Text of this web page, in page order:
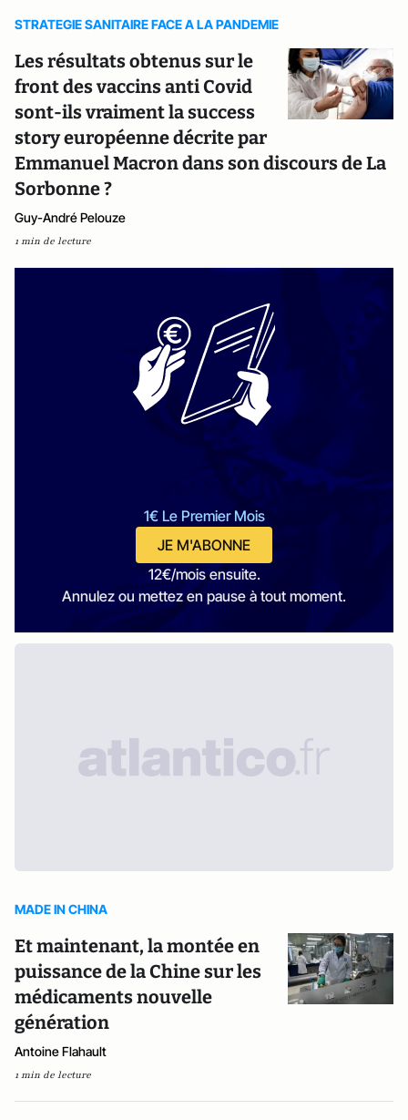
STRATEGIE SANITAIRE FACE A LA PANDEMIE
Les résultats obtenus sur le
front des vaccins anti Covid
sont-ils vraiment la success
story européenne décrite par
Emmanuel Macron dans son discours de La
Sorbonne ?
Guy-André Pelouze
1 min de lecture
1€ Le Premier Mois
JE M'ABONNE
12€/mois ensuite.
Annulez ou mettez en pause à tout moment.
MADE IN CHINA
Et maintenant, la montée en
puissance de la Chine sur les
médicaments nouvelle
génération
Antoine Flahault
1 min de lecture